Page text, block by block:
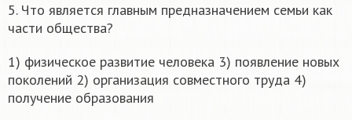
5. Что является главным предназначением семьи как
части общества?
1) физическое развитие человека 3) появление новых
поколений 2) организация совместного труда 4)
получение образования